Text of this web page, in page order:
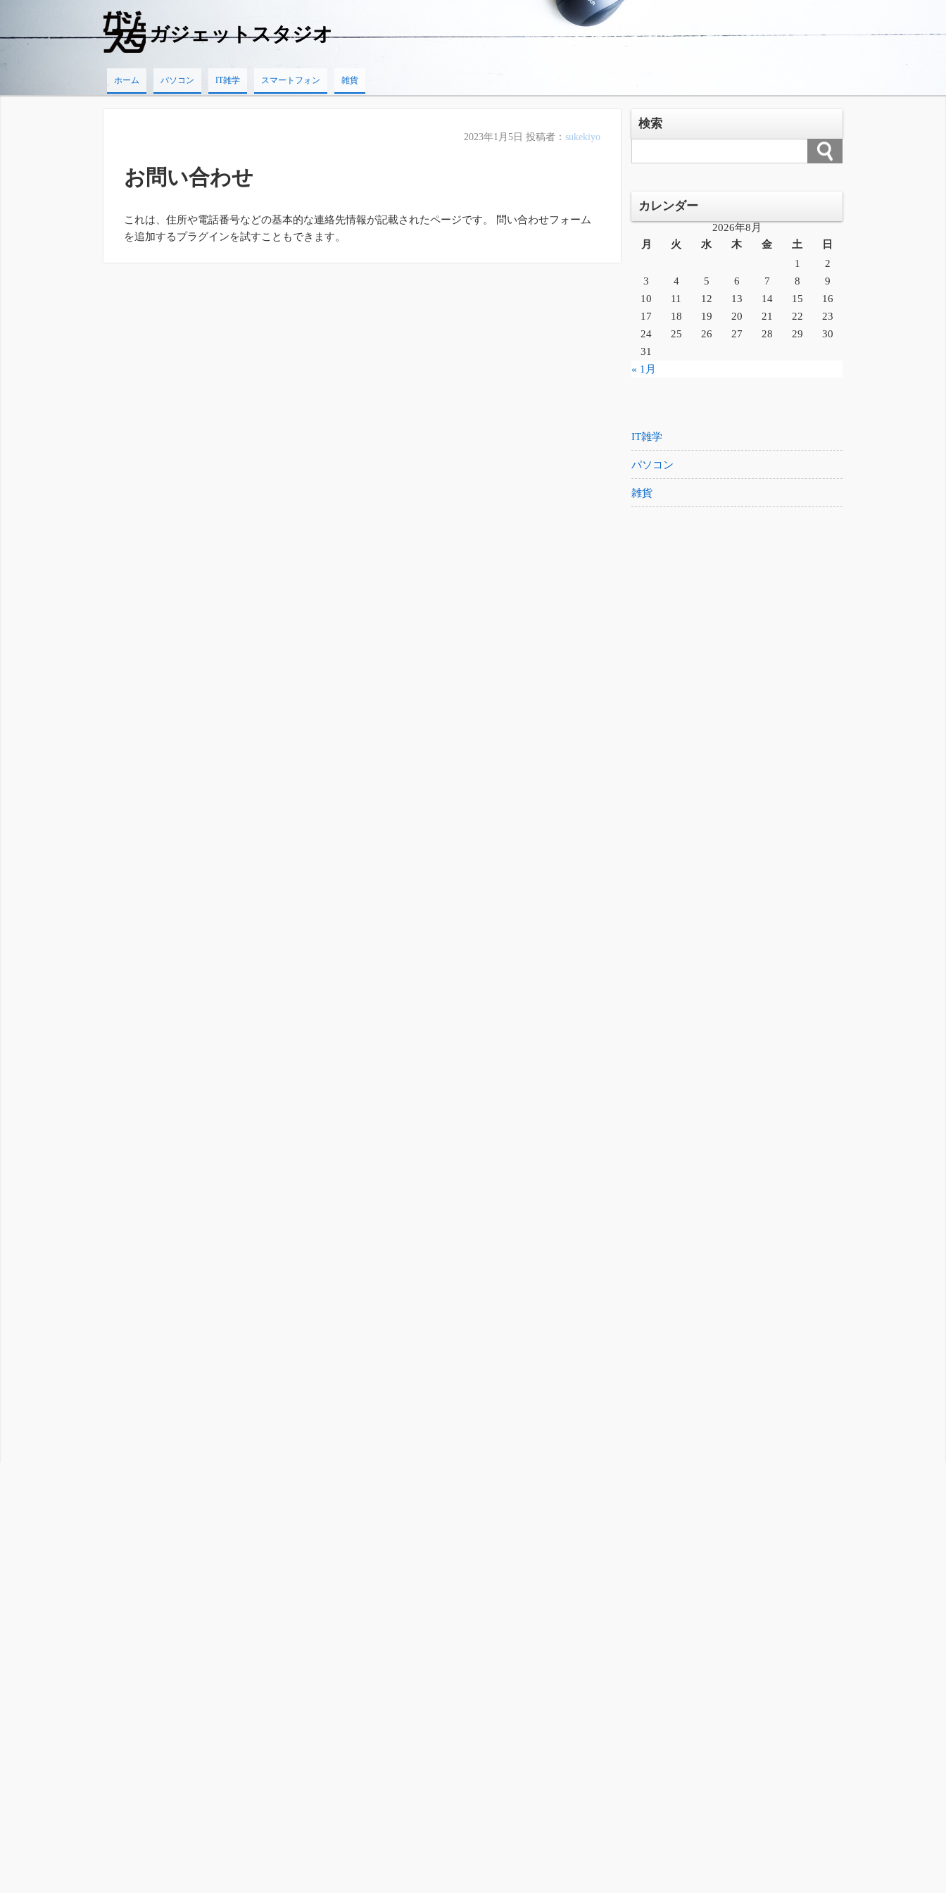
ガジェットスタジオ
ホーム パソコン IT雑学 スマートフォン 雑貨
2023年1月5日 投稿者： sukekiyo
お問い合わせ
これは、住所や電話番号などの基本的な連絡先情報が記載されたページです。 問い合わせフォーム
を追加するプラグインを試すこともできます。
検索
カレンダー
2026年8月
月
火 水 木 金 土
日
1
2
3
4 5 6 7 8
9
10
11 12 13 14 15
16
17
18 19 20 21 22
23
24
25 26 27 28 29
30
31
« 1月
IT雑学
パソコン
雑貨